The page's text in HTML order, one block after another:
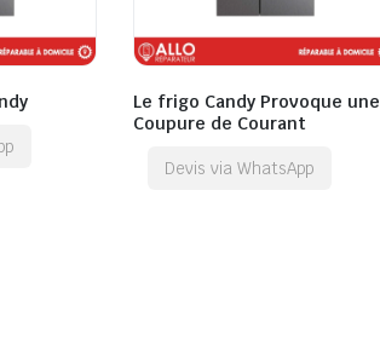
Le frigo Candy Provoque une
Coupure de Courant
Devis via WhatsApp